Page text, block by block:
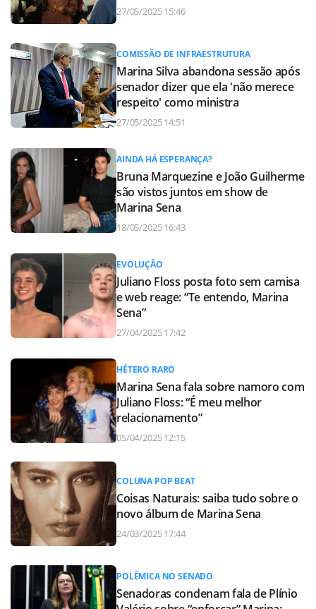
27/05/2025 15:46
COMISSÃO DE INFRAESTRUTURA
Marina Silva abandona sessão após
senador dizer que ela 'não merece
respeito' como ministra
27/05/2025 14:51
AINDA HÁ ESPERANÇA?
Bruna Marquezine e João Guilherme
são vistos juntos em show de
Marina Sena
18/05/2025 16:43
EVOLUÇÃO
Juliano Floss posta foto sem camisa
e web reage: “Te entendo, Marina
Sena”
27/04/2025 17:42
HÉTERO RARO
Marina Sena fala sobre namoro com
Juliano Floss: “É meu melhor
relacionamento”
05/04/2025 12:15
COLUNA POP BEAT
Coisas Naturais: saiba tudo sobre o
novo álbum de Marina Sena
24/03/2025 17:44
POLÊMICA NO SENADO
Senadoras condenam fala de Plínio